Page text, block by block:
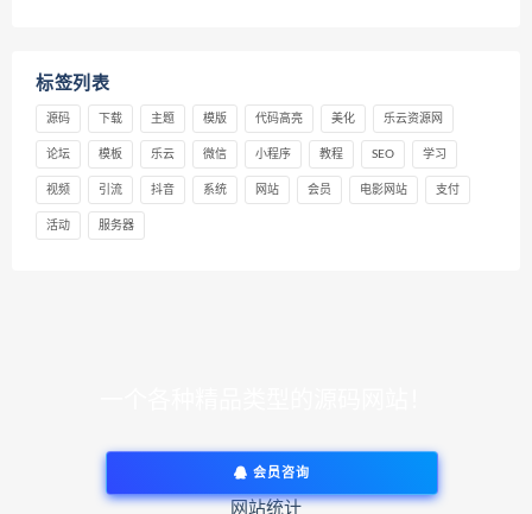
标签列表
源码 下载 主题 模版 代码高亮 美化 乐云资源网
论坛 模板 乐云 微信 小程序 教程 SEO 学习
视频 引流 抖音 系统 网站 会员 电影网站 支付
活动 服务器
会员咨询
网站统计